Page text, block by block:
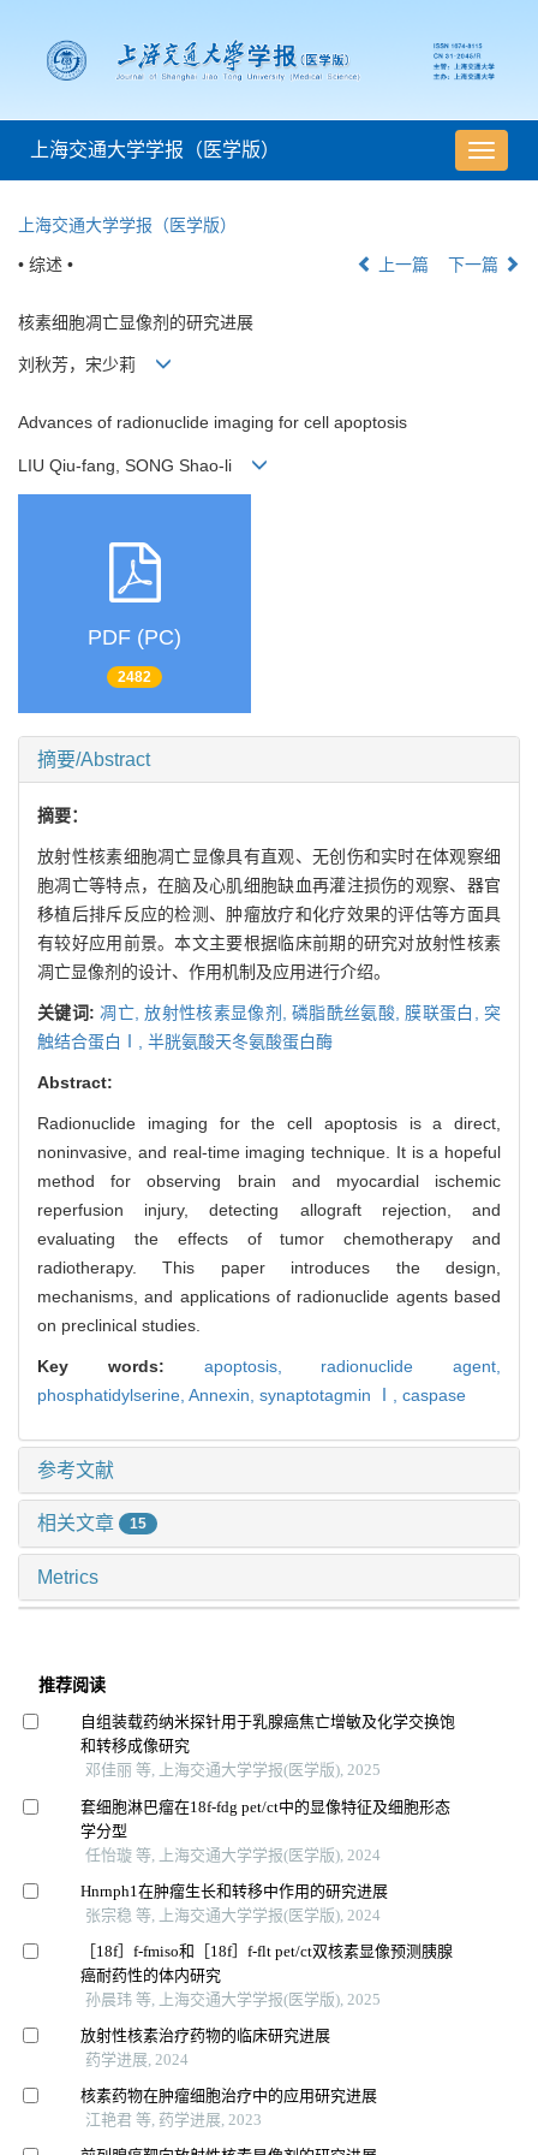
导
航
上海交通大学学报（医学版）
上海交通大学学报（医学版）
• 综述 • 上一篇 下一篇
核素细胞凋亡显像剂的研究进展
刘秋芳，宋少莉
Advances of radionuclide imaging for cell apoptosis
LIU Qiu-fang, SONG Shao-li
PDF (PC)
2482
摘要/Abstract
摘要：
放射性核素细胞凋亡显像具有直观、无创伤和实时在体观察细
胞凋亡等特点，在脑及心肌细胞缺血再灌注损伤的观察、器官
移植后排斥反应的检测、肿瘤放疗和化疗效果的评估等方面具
有较好应用前景。本文主要根据临床前期的研究对放射性核素
凋亡显像剂的设计、作用机制及应用进行介绍。
关键词:凋亡,放射性核素显像剂,磷脂酰丝氨酸, 膜联蛋白,突
触结合蛋白Ⅰ, 半胱氨酸天冬氨酸蛋白酶
Abstract:
Radionuclide imaging for the cell apoptosis is a direct,
noninvasive, and real-time imaging technique. It is a hopeful
method for observing brain and myocardial ischemic
reperfusion injury, detecting allograft rejection, and
evaluating the effects of tumor chemotherapy and
radiotherapy. This paper introduces the design,
mechanisms, and applications of radionuclide agents based
on preclinical studies.
Key words: apoptosis, radionuclide agent,
phosphatidylserine, Annexin, synaptotagmin Ⅰ, caspase
参考文献
相关文章 15
Metrics
推荐阅读
自组装载药纳米探针用于乳腺癌焦亡增敏及化学交换饱
和转移成像研究
邓佳丽 等, 上海交通大学学报(医学版), 2025
套细胞淋巴瘤在18f-fdg pet/ct中的显像特征及细胞形态
学分型
任怡璇 等, 上海交通大学学报(医学版), 2024
Hnrnph1在肿瘤生长和转移中作用的研究进展
张宗稳 等, 上海交通大学学报(医学版), 2024
［18f］f-fmiso和［18f］f-flt pet/ct双核素显像预测胰腺
癌耐药性的体内研究
孙晨玮 等, 上海交通大学学报(医学版), 2025
放射性核素治疗药物的临床研究进展
药学进展, 2024
核素药物在肿瘤细胞治疗中的应用研究进展
江艳君 等, 药学进展, 2023